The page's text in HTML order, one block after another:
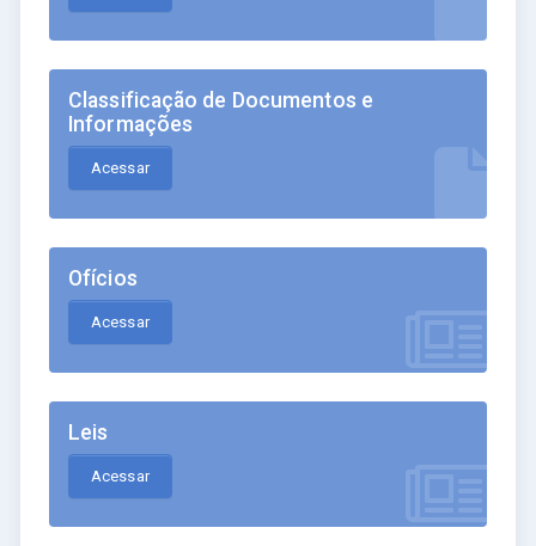
Classificação de Documentos e
Informações
Acessar
Ofícios
Acessar
Leis
Acessar